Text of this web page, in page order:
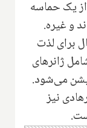
یک حماسه
و غیره.
امسال برای لذت
ژانرهای
می‌شود.
نیز